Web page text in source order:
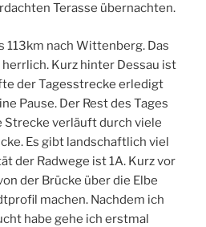
Terasse übernachten.
113km nach Wittenberg. Das
herrlich. Kurz hinter Dessau ist
der Tagesstrecke erledigt
Pause. Der Rest des Tages
Strecke verläuft durch viele
Es gibt landschaftlich viel
der Radwege ist 1A. Kurz vor
der Brücke über die Elbe
machen. Nachdem ich
habe gehe ich erstmal